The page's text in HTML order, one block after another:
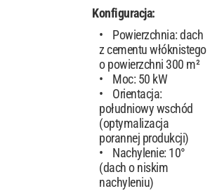
Konfiguracja:
Powierzchnia: dach
z cementu włóknistego
o powierzchni 300 m²
Moc: 50 kW
Orientacja:
południowy wschód
(optymalizacja
porannej produkcji)
Nachylenie: 10°
(dach o niskim
nachyleniu)